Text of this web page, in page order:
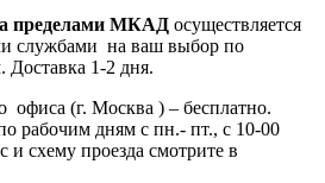
пределами МКАД осуществляется
службами на ваш выбор по
1-2 дня.
офиса (г. Москва ) – бесплатно.
рабочим дням с пн.- пт., с 10-00
и схему проезда смотрите в